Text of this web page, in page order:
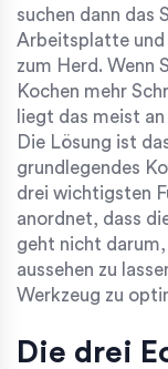
suchen dann das
Arbeitsplatte und
zum Herd. Wenn
Kochen mehr
liegt das meist
Die Lösung ist
grundlegendes
drei wichtigsten
anordnet, dass
geht nicht
aussehen zu
Werkzeug zu
Die drei